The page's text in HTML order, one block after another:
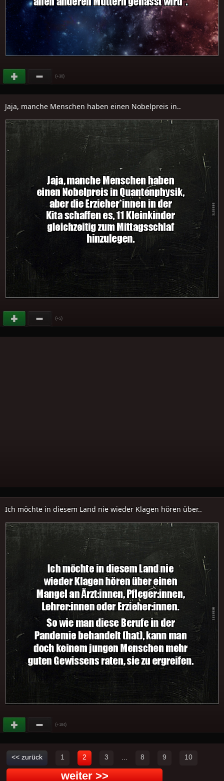
(+30)
Jaja, manche Menschen haben einen Nobelpreis in..
(+5)
Ich möchte in diesem Land nie wieder Klagen hören über..
(+184)
<< zurück 1 2 3 ... 8 9 10
weiter >>